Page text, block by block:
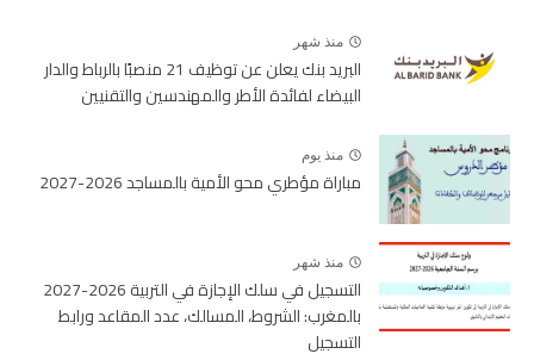
منذ شهر
البريد بنك يعلن عن توظيف 21 منصبًا بالرباط والدار
البيضاء لفائدة الأطر والمهندسين والتقنيين
منذ يوم
مباراة مؤطري محو الأمية بالمساجد 2026-2027
منذ شهر
التسجيل في سلك الإجازة في التربية 2026-2027
بالمغرب: الشروط، المسالك، عدد المقاعد ورابط
التسجيل